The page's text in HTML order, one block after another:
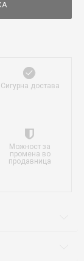
Сигурна достава
Можност за
промена во
продавница